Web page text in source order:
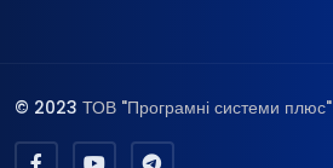
© 2023 ТОВ "Програмні системи плюс"